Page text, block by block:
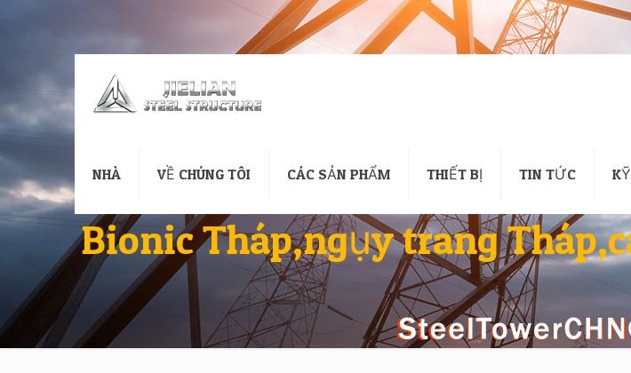
NHÀ VỀ CHÚNG TÔI CÁC SẢN PHẨM THIẾT BỊ TIN TỨC
Bionic Tháp,ngụy trang